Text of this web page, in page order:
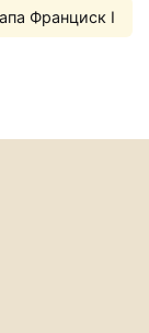
Франциск І